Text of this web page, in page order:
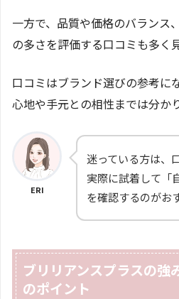
一方で、品質や価格のバランス
の多さを評価する口コミも多く
口コミはブランド選びの参考に
心地や手元との相性までは分か
ERI
迷っている方は、
実際に試着して「
を確認するのがお
ブリリアンスプラスの強
のポイント